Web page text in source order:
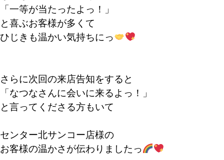
「一等が当たったよっ！」
と喜ぶお客様が多くて
ひじきも温かい気持ちにっ
さらに次回の来店告知をすると
「なつなさんに会いに来るよっ！」
と言ってくださる方もいて
センター北サンコー店様の
お客様の温かさが伝わりましたっ